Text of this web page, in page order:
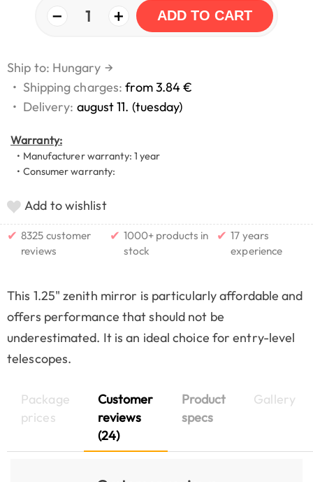
− 1 + ADD TO CART
Ship to: Hungary →
• Shipping charges:from 3.84 €
• Delivery: august 11. (tuesday)
Warranty:
• Manufacturer warranty: 1 year
• Consumer warranty:
Add to wishlist
✔ 8325 customer
reviews
✔ 1000+ products in
stock
✔ 17 years
experience
This 1.25" zenith mirror is particularly affordable and
offers performance that should not be
underestimated. It is an ideal choice for entry-level
telescopes.
Package
prices
Customer
reviews
(24)
Product
specs
Gallery